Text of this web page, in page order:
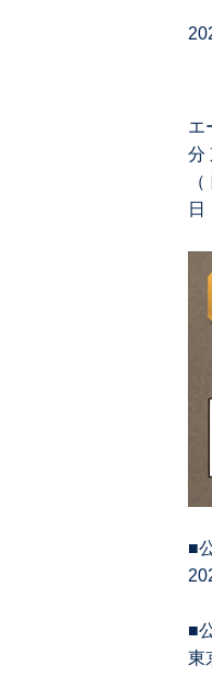
エ
分
⽇
■
■
東